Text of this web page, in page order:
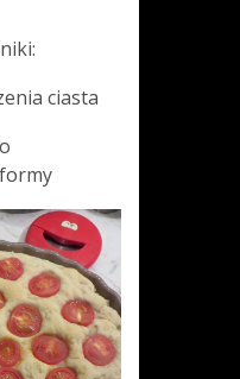
ciasta